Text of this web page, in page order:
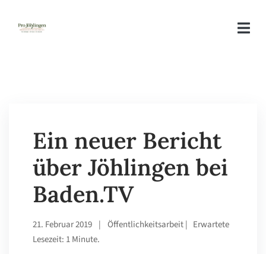
Ein neuer Bericht
über Jöhlingen bei
Baden.TV
21. Februar 2019 | Öffentlichkeitsarbeit| Erwartete
Lesezeit: 1 Minute.